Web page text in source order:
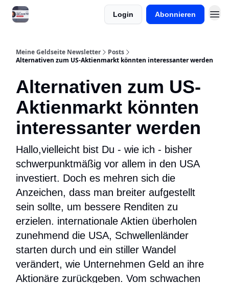
Login Abonnieren
Meine Geldseite Newsletter
Posts
Alternativen zum US-Aktienmarkt könnten interessanter werden
Alternativen zum US-
Aktienmarkt könnten
interessanter werden
Hallo,vielleicht bist Du - wie ich - bisher
schwerpunktmäßig vor allem in den USA
investiert. Doch es mehren sich die
Anzeichen, dass man breiter aufgestellt
sein sollte, um bessere Renditen zu
erzielen. internationale Aktien überholen
zunehmend die USA, Schwellenländer
starten durch und ein stiller Wandel
verändert, wie Unternehmen Geld an ihre
Aktionäre zurückgeben. Vom schwachen